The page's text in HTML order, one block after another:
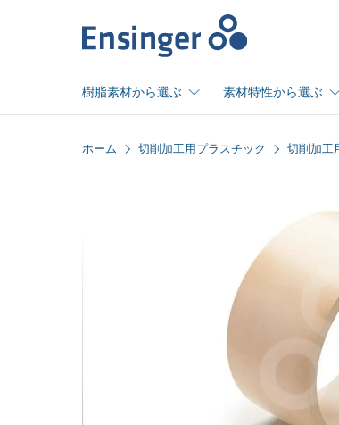
ー
ム
樹脂素材から選ぶ 素材特性から選ぶ
ホーム 切削加工用プラスチック 切削加工